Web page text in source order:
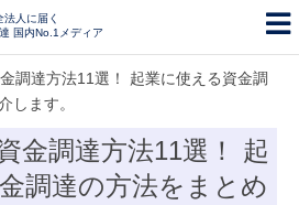
人に届く
国内No.1メディア
調達方法11選！ 起業に使える資金調
します。
金調達方法11選！ 起
調達の方法をまとめ